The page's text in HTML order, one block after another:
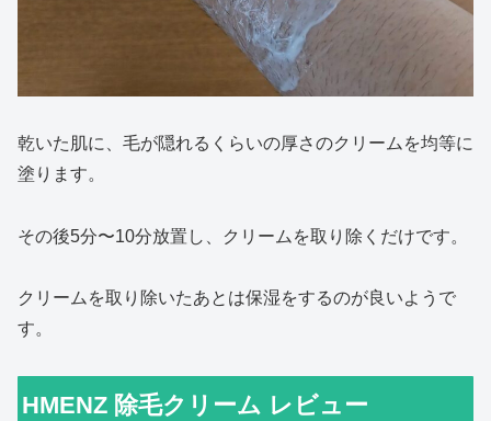
乾いた肌に、毛が隠れるくらいの厚さのクリームを均等に
塗ります。
その後5分〜10分放置し、クリームを取り除くだけです。
クリームを取り除いたあとは保湿をするのが良いようで
す。
HMENZ 除毛クリーム レビュー